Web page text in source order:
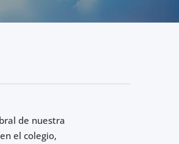
de nuestra
el colegio,